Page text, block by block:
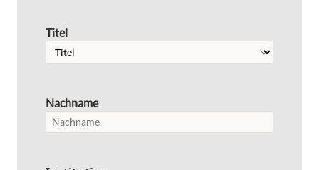
Titel
Nachname